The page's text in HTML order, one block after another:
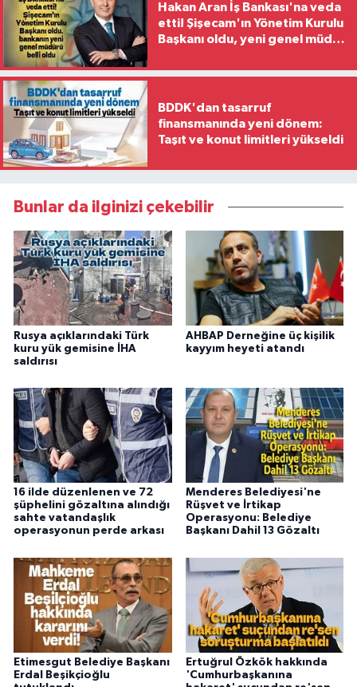
Hakan Aran İş Bankası'na veda
etti! Şişecam'ın Yönetim Kurulu
Başkanı oldu, yeni genel müdür
BDDK'dan tasarruf
finansmanında yeni dönem:
Taşıt ve konut limitleri yükseldi
Bunlar da ilginizi çekebilir
Rusya açıklarındaki Türk
kuru yük gemisine İHA
saldırısı
AHBAP Derneğine üç kişilik
kayyım heyeti atandı
16 ilde düzenlenen ve 72
şüphelini gözaltına alındığı
sahte vatandaşlık
operasyonun perde arkası
Menderes Belediyesi'ne
Rüşvet ve İrtikap
Operasyonu: Belediye
Başkanı Dahil 13 Gözaltı
Etimesgut Belediye Başkanı
Erdal Beşikçioğlu
Ertuğrul Özkök hakkında
'Cumhurbaşkanına